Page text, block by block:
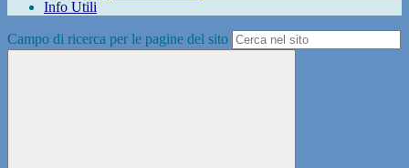
Info Utili
Campo di ricerca per le pagine del sito